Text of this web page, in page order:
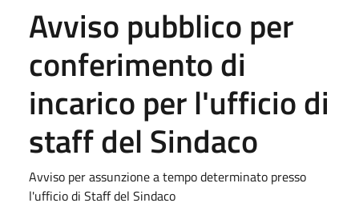
Avviso pubblico per
conferimento di
incarico per l'ufficio di
staff del Sindaco
Avviso per assunzione a tempo determinato presso
l'ufficio di Staff del Sindaco